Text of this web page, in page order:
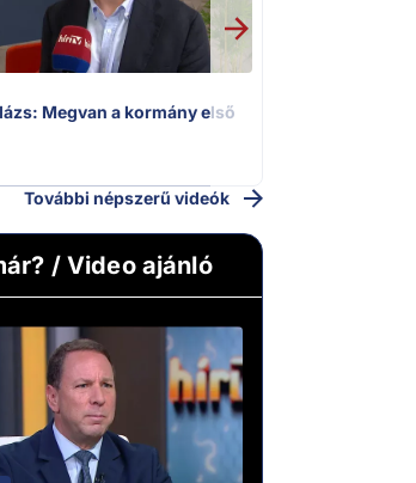
Megvan a kormány első
További népszerű videók
/ Video ajánló